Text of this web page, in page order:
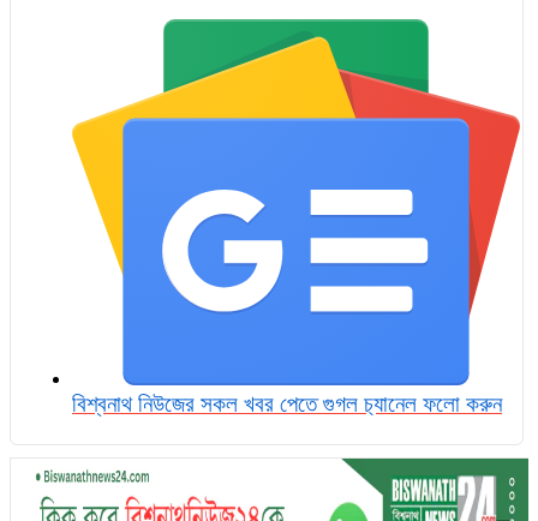
বিশ্বনাথ নিউজের সকল খবর পেতে গুগল চ‌্যানেল ফলো করুন